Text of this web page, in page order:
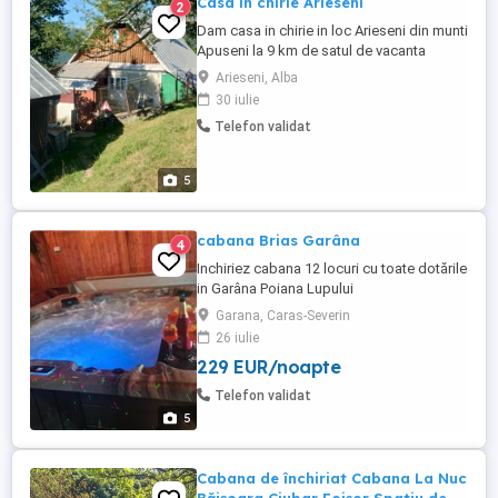
5
2
Dam casa in chirie in loc Arieseni din munti
Apuseni la 9 km de satul de vacanta
Virtop, pentru familie sau oameni
varstinici, cu toate utilitatile la dispozitie
intro zona foarte linistita si frumoasa cu
mult aer curat Cu grajd, cotet pentru porci
Arieseni, Alba
30 iulie
Telefon validat
5
4 cabana Brias Garâna
Inchiriez cabana 12 locuri cu toate dotările
in Garâna Poiana Lupului
Garana, Caras-Severin
26 iulie
229 EUR/noapte
Telefon validat
Cabana de închiriat Cabana La Nuc